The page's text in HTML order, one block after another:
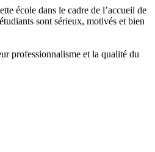
école dans le cadre de l’accueil de
sont sérieux, motivés et bien
professionnalisme et la qualité du